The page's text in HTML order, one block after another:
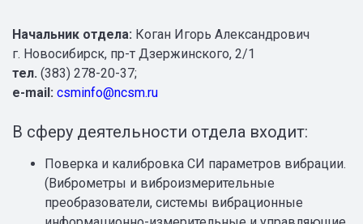
Начальник отдела: Коган Игорь Александрович
г. Новосибирск, пр-т Дзержинского, 2/1
тел. (383) 278-20-37;
e-mail: csminfo@ncsm.ru
В сферу деятельности отдела входит:
Поверка и калибровка СИ параметров вибрации.
(Виброметры и виброизмерительные
преобразователи, системы вибрационные